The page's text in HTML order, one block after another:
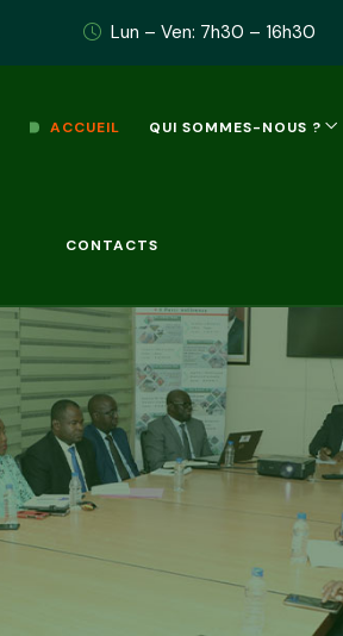
Lun – Ven: 7h30 – 16h30
ACCUEIL QUI SOMMES-NOUS ?
CONTACTS